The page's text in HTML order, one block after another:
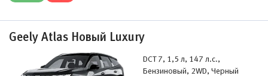
Geely Atlas Новый Luxury
DCT 7, 1,5 л, 147 л.с.,
Бензиновый, 2WD, Черный